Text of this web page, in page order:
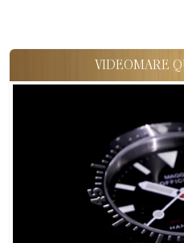
VIDEOMARE